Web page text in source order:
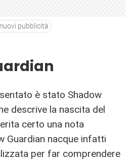
pubblicità
è stato Shadow
descrive la nascita del
certo una nota
Guardian nacque infatti
per far comprendere